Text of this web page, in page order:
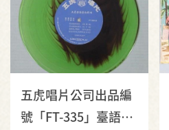
五虎唱片公司出品編
號「FT-335」臺語歌